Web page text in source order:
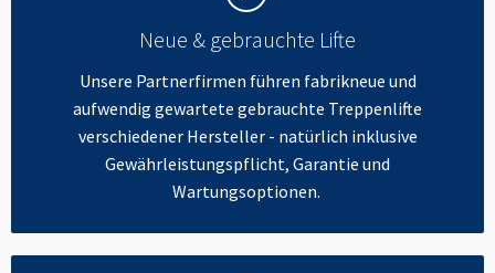
Neue & gebrauchte Lifte
Unsere Partnerfirmen führen fabrikneue und
aufwendig gewartete gebrauchte Treppenlifte
verschiedener Hersteller - natürlich inklusive
Gewährleistungspflicht, Garantie und
Wartungsoptionen.